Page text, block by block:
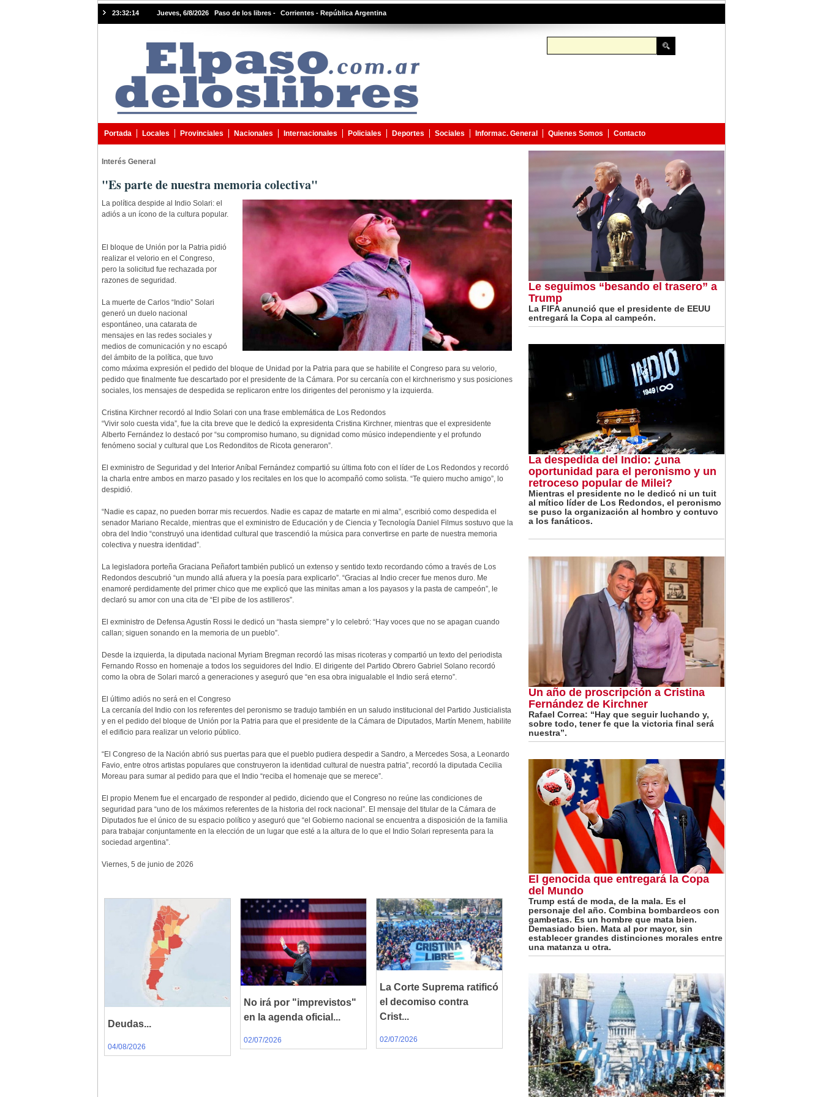
23:32:15 Jueves, 6/8/2026 Paso de los libres - Corrientes - República Argentina
Portada Locales Provinciales Nacionales Internacionales Policiales Deportes Sociales Informac. General Quienes Somos Contacto
Interés General
"Es parte de nuestra memoria colectiva"
La política despide al Indio Solari: el
adiós a un ícono de la cultura popular.
El bloque de Unión por la Patria pidió
realizar el velorio en el Congreso,
pero la solicitud fue rechazada por
razones de seguridad.
La muerte de Carlos “Indio” Solari
generó un duelo nacional
espontáneo, una catarata de
mensajes en las redes sociales y
medios de comunicación y no escapó
del ámbito de la política, que tuvo
como máxima expresión el pedido del bloque de Unidad por la Patria para que se habilite el Congreso para su velorio,
pedido que finalmente fue descartado por el presidente de la Cámara. Por su cercanía con el kirchnerismo y sus posiciones
sociales, los mensajes de despedida se replicaron entre los dirigentes del peronismo y la izquierda.
Cristina Kirchner recordó al Indio Solari con una frase emblemática de Los Redondos
“Vivir solo cuesta vida”, fue la cita breve que le dedicó la expresidenta Cristina Kirchner, mientras que el expresidente
Alberto Fernández lo destacó por “su compromiso humano, su dignidad como músico independiente y el profundo
fenómeno social y cultural que Los Redonditos de Ricota generaron”.
El exministro de Seguridad y del Interior Aníbal Fernández compartió su última foto con el líder de Los Redondos y recordó
la charla entre ambos en marzo pasado y los recitales en los que lo acompañó como solista. “Te quiero mucho amigo”, lo
despidió.
“Nadie es capaz, no pueden borrar mis recuerdos. Nadie es capaz de matarte en mi alma”, escribió como despedida el
senador Mariano Recalde, mientras que el exministro de Educación y de Ciencia y Tecnología Daniel Filmus sostuvo que la
obra del Indio “construyó una identidad cultural que trascendió la música para convertirse en parte de nuestra memoria
colectiva y nuestra identidad”.
La legisladora porteña Graciana Peñafort también publicó un extenso y sentido texto recordando cómo a través de Los
Redondos descubrió “un mundo allá afuera y la poesía para explicarlo”. “Gracias al Indio crecer fue menos duro. Me
enamoré perdidamente del primer chico que me explicó que las minitas aman a los payasos y la pasta de campeón”, le
declaró su amor con una cita de “El pibe de los astilleros”.
El exministro de Defensa Agustín Rossi le dedicó un “hasta siempre” y lo celebró: “Hay voces que no se apagan cuando
callan; siguen sonando en la memoria de un pueblo”.
Desde la izquierda, la diputada nacional Myriam Bregman recordó las misas ricoteras y compartió un texto del periodista
Fernando Rosso en homenaje a todos los seguidores del Indio. El dirigente del Partido Obrero Gabriel Solano recordó
como la obra de Solari marcó a generaciones y aseguró que “en esa obra inigualable el Indio será eterno”.
El último adiós no será en el Congreso
La cercanía del Indio con los referentes del peronismo se tradujo también en un saludo institucional del Partido Justicialista
y en el pedido del bloque de Unión por la Patria para que el presidente de la Cámara de Diputados, Martín Menem, habilite
el edificio para realizar un velorio público.
“El Congreso de la Nación abrió sus puertas para que el pueblo pudiera despedir a Sandro, a Mercedes Sosa, a Leonardo
Favio, entre otros artistas populares que construyeron la identidad cultural de nuestra patria”, recordó la diputada Cecilia
Moreau para sumar al pedido para que el Indio “reciba el homenaje que se merece”.
El propio Menem fue el encargado de responder al pedido, diciendo que el Congreso no reúne las condiciones de
seguridad para “uno de los máximos referentes de la historia del rock nacional”. El mensaje del titular de la Cámara de
Diputados fue el único de su espacio político y aseguró que “el Gobierno nacional se encuentra a disposición de la familia
para trabajar conjuntamente en la elección de un lugar que esté a la altura de lo que el Indio Solari representa para la
sociedad argentina”.
Viernes, 5 de junio de 2026
Deudas...
04/08/2026
No irá por "imprevistos"
en la agenda oficial...
02/07/2026
La Corte Suprema ratificó
el decomiso contra
Crist...
02/07/2026
Le seguimos “besando el trasero” a
Trump
La FIFA anunció que el presidente de EEUU
entregará la Copa al campeón.
La despedida del Indio: ¿una
oportunidad para el peronismo y un
retroceso popular de Milei?
Mientras el presidente no le dedicó ni un tuit
al mítico líder de Los Redondos, el peronismo
se puso la organización al hombro y contuvo
a los fanáticos.
Un año de proscripción a Cristina
Fernández de Kirchner
Rafael Correa: “Hay que seguir luchando y,
sobre todo, tener fe que la victoria final será
nuestra”.
El genocida que entregará la Copa
del Mundo
Trump está de moda, de la mala. Es el
personaje del año. Combina bombardeos con
gambetas. Es un hombre que mata bien.
Demasiado bien. Mata al por mayor, sin
establecer grandes distinciones morales entre
una matanza u otra.